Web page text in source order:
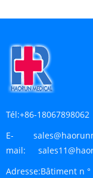
Tél:+86-18067898062
E-
mail:
Adresse:Bâtiment n